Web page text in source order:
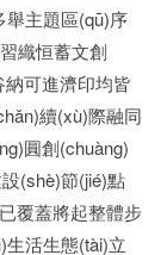
主題區(qū)序
織恒蓄文創
可進濟印均皆
續(xù)際融同
圓創(chuàng)
(shè)節(jié)點
覆蓋將起整體步
活生態(tài)立